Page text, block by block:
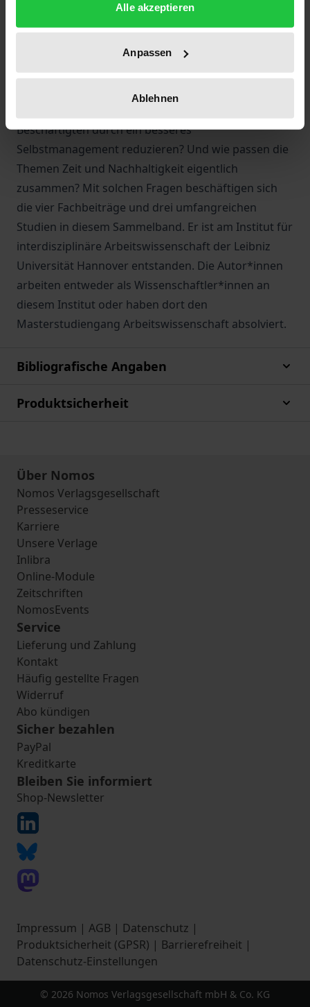
Alle akzeptieren
Anpassen
Ablehnen
in den letzten Jahren zu einem zentralen
Handlungsfeld der Personalpolitik entwickelt. Wie
sollen mobiles Arbeiten, Teilzeitführung, Sabbaticals
und Workation organisiert werden? Wie wirkt sich
die Einführung agiler Arbeitsformen auf die
Beschäftigten durch ein besseres
Selbstmanagement reduzieren? Und wie passen die
Themen Zeit und Nachhaltigkeit eigentlich
zusammen? Mit solchen Fragen beschäftigen sich
die vier Fachbeiträge und drei umfangreichen
Studien in diesem Sammelband. Er ist am Institut für
interdisziplinäre Arbeitswissenschaft der Leibniz
Universität Hannover entstanden. Die Autor*innen
arbeiten entweder als Wissenschaftler*innen an
diesem Institut oder haben dort den
Masterstudiengang Arbeitswissenschaft absolviert.
Bibliografische Angaben
Produktsicherheit
Über Nomos
Nomos Verlagsgesellschaft
Presseservice
Karriere
Unsere Verlage
Inlibra
Online-Module
Zeitschriften
NomosEvents
Service
Lieferung und Zahlung
Kontakt
Häufig gestellte Fragen
Widerruf
Abo kündigen
Sicher bezahlen
PayPal
Kreditkarte
Bleiben Sie informiert
Shop-Newsletter
Impressum | AGB | Datenschutz |
Produktsicherheit (GPSR) | Barrierefreiheit |
Datenschutz-Einstellungen
© 2026 Nomos Verlagsgesellschaft mbH & Co. KG